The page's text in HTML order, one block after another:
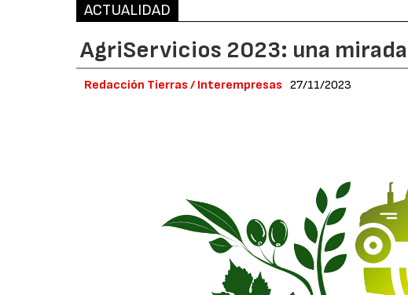
ACTUALIDAD
AgriServicios 2023: una
Redacción Tierras / Interempresas 27/11/2023